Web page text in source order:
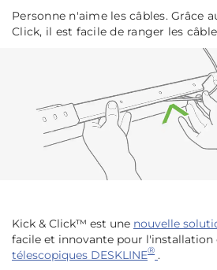
Personne n'aime les câbles. Grâce
Click, il est facile de ranger les
Kick & Click™ est une nouvelle
facile et innovante pour l'installation
télescopiques DESKLINE® .